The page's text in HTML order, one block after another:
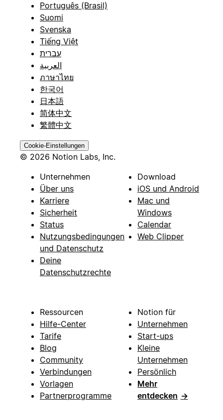
Português (Brasil)
Suomi
Svenska
Tiếng Việt
עברית
العربية
ภาษาไทย
한국어
日本語
简体中文
繁體中文
Cookie-Einstellungen
© 2026 Notion Labs, Inc.
Unternehmen
Über uns
Karriere
Sicherheit
Status
Nutzungsbedingungen
und Datenschutz
Deine
Datenschutzrechte
Download
iOS und Android
Mac und
Windows
Calendar
Web Clipper
Ressourcen
Hilfe-Center
Tarife
Blog
Community
Verbindungen
Vorlagen
Partnerprogramme
Notion für
Unternehmen
Start-ups
Kleine
Unternehmen
Persönlich
Mehr
entdecken →